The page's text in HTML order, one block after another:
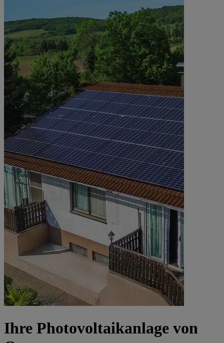
Ihre Photovoltaikanlage von